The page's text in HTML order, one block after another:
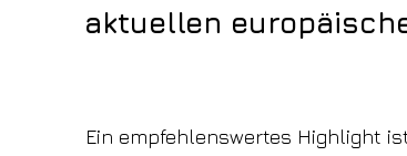
aktuellen
Ein empfehlenswertes Highlight